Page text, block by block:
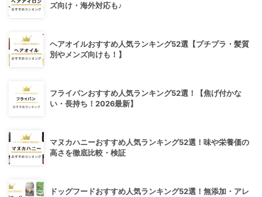
ズ向け・海外対応も♪
ヘアオイルおすすめ人気ランキング52選【プチプラ・髪質
別やメンズ向けも！】
フライパンおすすめ人気ランキング52選！【焦げ付かな
い・長持ち！2026最新】
マヌカハニーおすすめ人気ランキング52選！味や栄養価の
高さを徹底比較・検証
ドッグフードおすすめ人気ランキング52選！無添加・アレ